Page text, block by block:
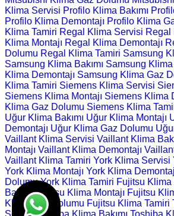
Klima Servisi Profilo Klima Bakımı
Profilo Klima Demontajı Profilo Klima
Klima Tamiri Regal Klima Servisi Regal
Klima Montajı Regal Klima Demontajı
Dolumu Regal Klima Tamiri Samsung
Samsung Klima Bakımı Samsung Klima
Klima Demontajı Samsung Klima Gaz
Klima Tamiri Siemens Klima Servisi
Siemens Klima Montajı Siemens Klima
Klima Gaz Dolumu Siemens Klima
Uğur Klima Bakımı Uğur Klima Montajı
Demontajı Uğur Klima Gaz Dolumu
Vaillant Klima Servisi Vaillant Klima
Montajı Vaillant Klima Demontajı
Vaillant Klima Tamiri York Klima Servisi
York Klima Montajı York Klima
Dolumu York Klima Tamiri Fujitsu Klima
Bakımı Fujitsu Klima Montajı Fujitsu
Klima Gaz Dolumu Fujitsu Klima Tamiri
Servisi Toshiba Klima Bakımı Toshiba